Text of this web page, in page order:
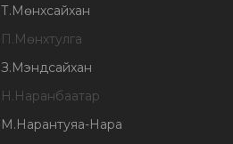
Т.Мөнхсайхан
П.Мөнхтулга
З.Мэндсайхан
Н.Наранбаатар
М.Нарантуяа-Нара